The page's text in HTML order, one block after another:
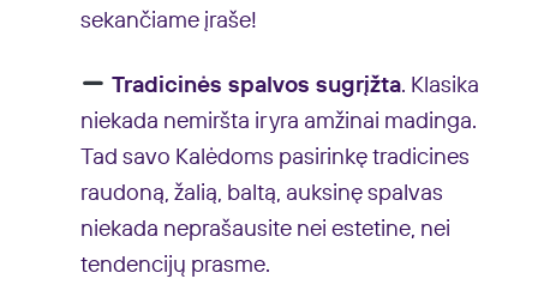
sekančiame įraše!
Tradicinės spalvos sugrįžta. Klasika
niekada nemiršta ir yra amžinai madinga.
Tad savo Kalėdoms pasirinkę tradicines
raudoną, žalią, baltą, auksinę spalvas
niekada neprašausite nei estetine, nei
tendencijų prasme.